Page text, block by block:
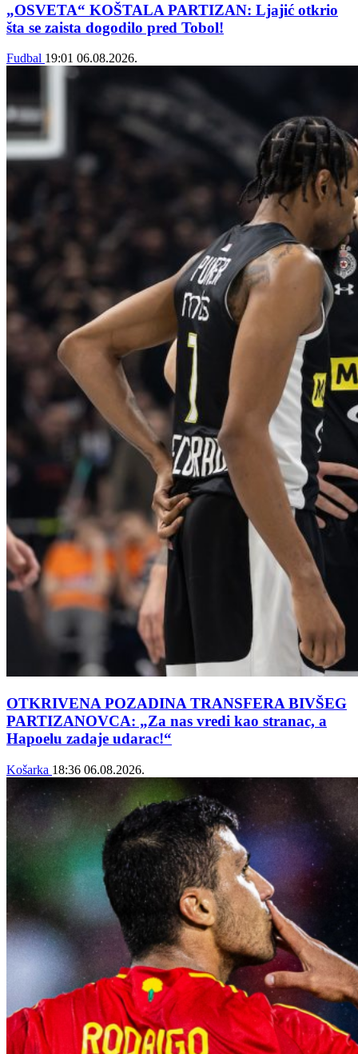
„OSVETA“ KOŠTALA PARTIZAN: Ljajić otkrio
šta se zaista dogodilo pred Tobol!
Fudbal 19:01 06.08.2026.
OTKRIVENA POZADINA TRANSFERA BIVŠEG
PARTIZANOVCA: „Za nas vredi kao stranac, a
Hapoelu zadaje udarac!“
Košarka 18:36 06.08.2026.